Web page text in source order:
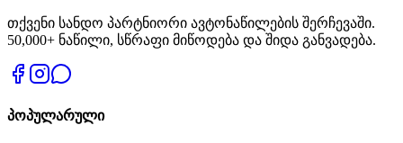
თქვენი სანდო პარტნიორი ავტონაწილების შერჩევაში.
50,000+ ნაწილი, სწრაფი მიწოდება და შიდა განვადება.
პოპულარული